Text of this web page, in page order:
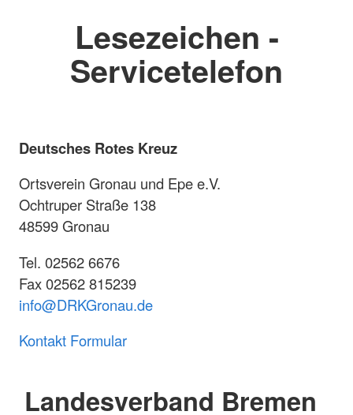
Lesezeichen -
Servicetelefon
Deutsches Rotes Kreuz
Ortsverein Gronau und Epe e.V.
Ochtruper Straße 138
48599 Gronau
Tel. 02562 6676
Fax 02562 815239
info@DRKGronau.de
Kontakt Formular
Landesverband Bremen